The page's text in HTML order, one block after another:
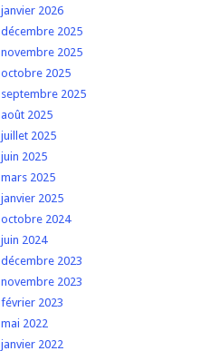
janvier 2026
décembre 2025
novembre 2025
octobre 2025
septembre 2025
août 2025
juillet 2025
juin 2025
mars 2025
janvier 2025
octobre 2024
juin 2024
décembre 2023
novembre 2023
février 2023
mai 2022
janvier 2022